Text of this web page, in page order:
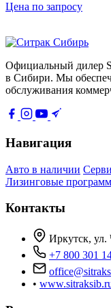
Цена по запросу
Официальный дилер
в Сибири. Мы
обслуживания
Навигация
Авто в наличии
Лизинговые
Контакты
Иркутск, ул.
+7 800 301
•